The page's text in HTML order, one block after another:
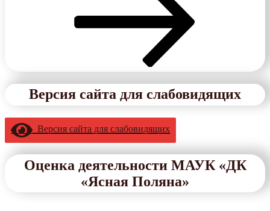
Версия сайта для слабовидящих
Версия сайта для слабовидящих
Оценка деятельности МАУК «ДК
«Ясная Поляна»